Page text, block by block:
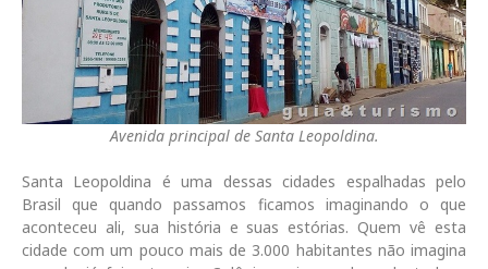
Avenida principal de Santa Leopoldina.
Santa Leopoldina é uma dessas cidades espalhadas pelo
Brasil que quando passamos ficamos imaginando o que
aconteceu ali, sua história e suas estórias. Quem vê esta
cidade com um pouco mais de 3.000 habitantes não imagina